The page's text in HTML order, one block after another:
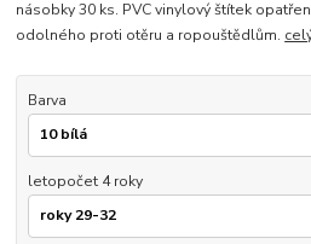
násobky 30 ks. PVC vinylový štítek
odolného proti otěru a ropouštědlům.
Barva
letopočet 4 roky